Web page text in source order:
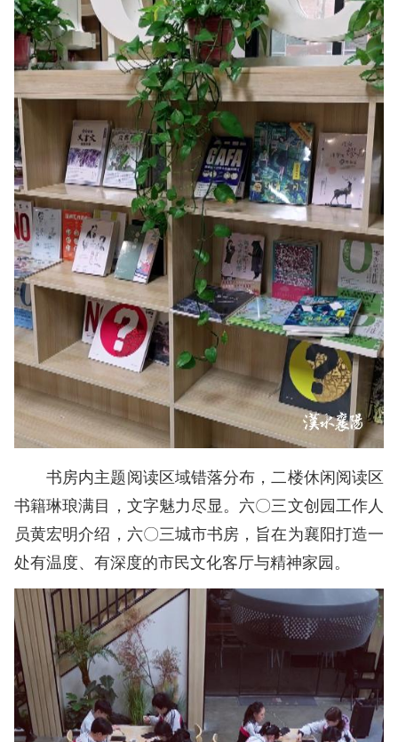
书房内主题阅读区域错落分布，二楼休闲阅读区
书籍琳琅满目，文字魅力尽显。六〇三文创园工作人
员黄宏明介绍，六〇三城市书房，旨在为襄阳打造一
处有温度、有深度的市民文化客厅与精神家园。